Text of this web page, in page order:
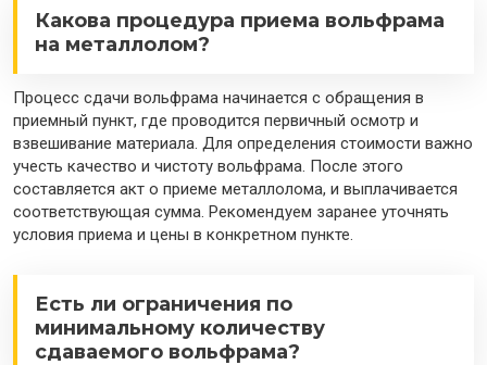
Какова процедура приема вольфрама
на металлолом?
Процесс сдачи вольфрама начинается с обращения в
приемный пункт, где проводится первичный осмотр и
взвешивание материала. Для определения стоимости важно
учесть качество и чистоту вольфрама. После этого
составляется акт о приеме металлолома, и выплачивается
соответствующая сумма. Рекомендуем заранее уточнять
условия приема и цены в конкретном пункте.
Есть ли ограничения по
минимальному количеству
сдаваемого вольфрама?